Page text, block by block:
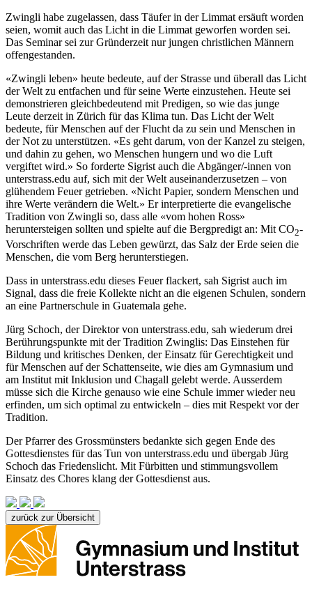
Zwingli habe zugelassen, dass Täufer in der Limmat ersäuft worden
seien, womit auch das Licht in die Limmat geworfen worden sei.
Das Seminar sei zur Gründerzeit nur jungen christlichen Männern
offengestanden.
«Zwingli leben» heute bedeute, auf der Strasse und überall das Licht
der Welt zu entfachen und für seine Werte einzustehen. Heute sei
demonstrieren gleichbedeutend mit Predigen, so wie das junge
Leute derzeit in Zürich für das Klima tun. Das Licht der Welt
bedeute, für Menschen auf der Flucht da zu sein und Menschen in
der Not zu unterstützen. «Es geht darum, von der Kanzel zu steigen,
und dahin zu gehen, wo Menschen hungern und wo die Luft
vergiftet wird.» So forderte Sigrist auch die Abgänger/-innen von
unterstrass.edu auf, sich mit der Welt auseinanderzusetzen – von
glühendem Feuer getrieben. «Nicht Papier, sondern Menschen und
ihre Werte verändern die Welt.» Er interpretierte die evangelische
Tradition von Zwingli so, dass alle «vom hohen Ross»
heruntersteigen sollten und spielte auf die Bergpredigt an: Mit CO2-
Vorschriften werde das Leben gewürzt, das Salz der Erde seien die
Menschen, die vom Berg herunterstiegen.
Dass in unterstrass.edu dieses Feuer flackert, sah Sigrist auch im
Signal, dass die freie Kollekte nicht an die eigenen Schulen, sondern
an eine Partnerschule in Guatemala gehe.
Jürg Schoch, der Direktor von unterstrass.edu, sah wiederum drei
Berührungspunkte mit der Tradition Zwinglis: Das Einstehen für
Bildung und kritisches Denken, der Einsatz für Gerechtigkeit und
für Menschen auf der Schattenseite, wie dies am Gymnasium und
am Institut mit Inklusion und Chagall gelebt werde. Ausserdem
müsse sich die Kirche genauso wie eine Schule immer wieder neu
erfinden, um sich optimal zu entwickeln – dies mit Respekt vor der
Tradition.
Der Pfarrer des Grossmünsters bedankte sich gegen Ende des
Gottesdienstes für das Tun von unterstrass.edu und übergab Jürg
Schoch das Friedenslicht. Mit Fürbitten und stimmungsvollem
Einsatz des Chores klang der Gottesdienst aus.
zurück zur Übersicht